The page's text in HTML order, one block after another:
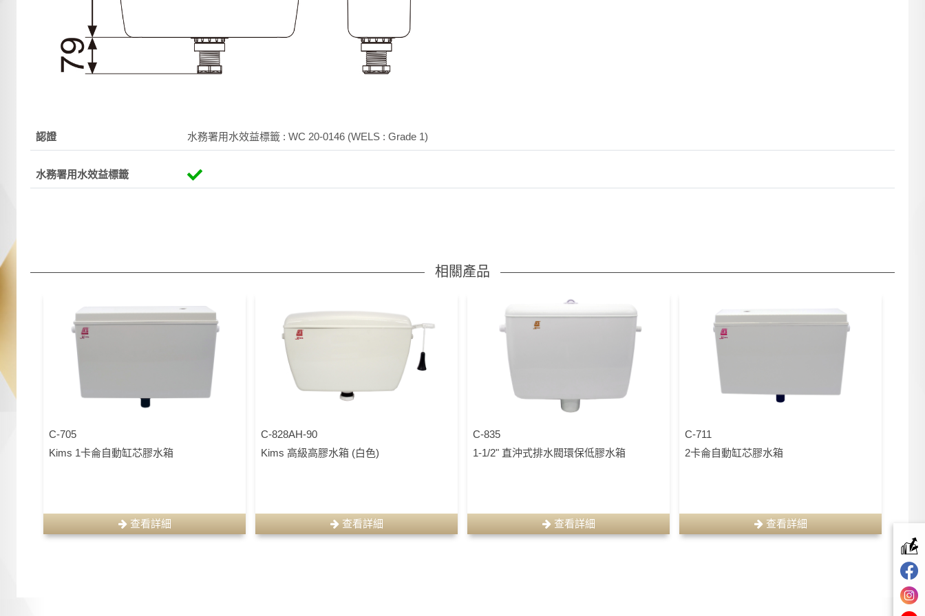
認證 水務署用水效益標籤 : WC 20-0146 (WELS : Grade 1)
水務署用水效益標籤
相關產品
C-705
Kims 1卡侖自動缸芯膠水箱
查看詳細
C-828AH-90
Kims 高級高膠水箱 (白色)
查看詳細
C-835
1-1/2" 直沖式排水閥環保低膠水箱
查看詳細
C-711
2卡侖自動缸芯膠水箱
查看詳細